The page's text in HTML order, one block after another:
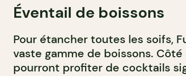
Éventail de boissons
Pour étancher toutes les soifs,
vaste gamme de boissons.
pourront profiter de cocktails